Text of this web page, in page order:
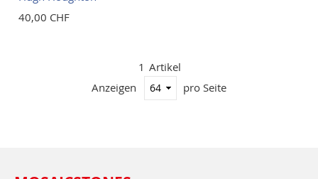
40,00 CHF
1 Artikel
Anzeigen
pro Seite